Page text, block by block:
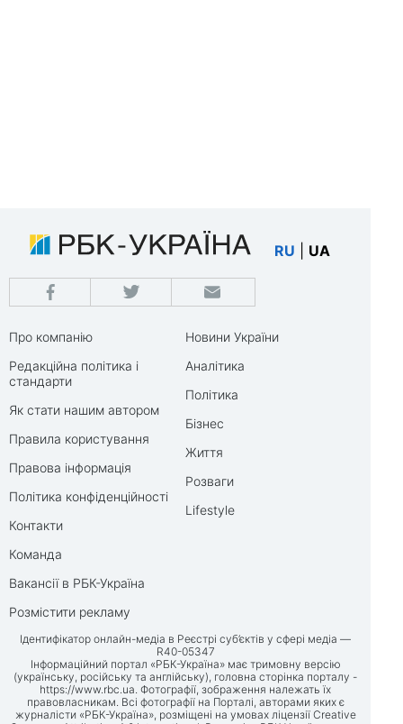
RU UA
Про компанію
Редакційна політика і
стандарти
Як стати нашим автором
Правила користування
Правова інформація
Політика конфіденційності
Контакти
Команда
Вакансії в РБК-Україна
Розмістити рекламу
Новини України
Аналітика
Політика
Бізнес
Життя
Розваги
Lifestyle
Ідентифікатор онлайн-медіа в Реєстрі суб’єктів у сфері медіа —
R40-05347
Інформаційний портал «РБК-Україна» має тримовну версію
(українську, російську та англійську), головна сторінка порталу -
https://www.rbc.ua . Фотографії, зображення належать їх
правовласникам. Всі фотографії на Порталі, авторами яких є
журналісти «РБК-Україна», розміщені на умовах ліцензії Creative